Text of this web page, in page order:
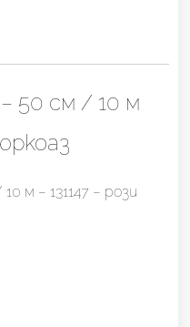
50 см / 10 м
м – 131147 – рози